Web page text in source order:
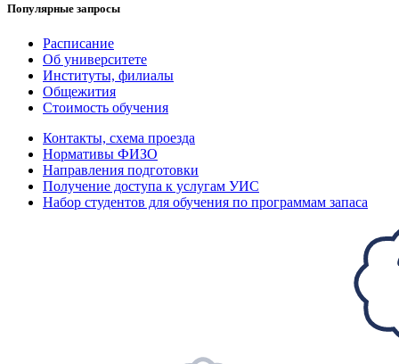
Популярные запросы
Расписание
Об университете
Институты, филиалы
Общежития
Стоимость обучения
Контакты, схема проезда
Нормативы ФИЗО
Направления подготовки
Получение доступа к услугам УИС
Набор студентов для обучения по программам запаса